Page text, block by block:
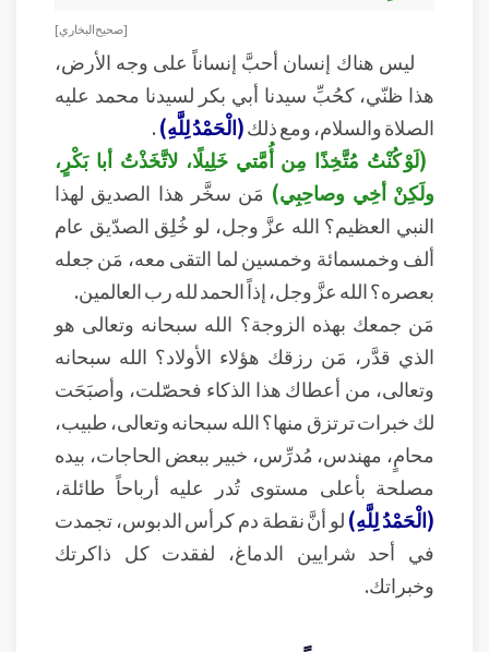
[ صحيح البخاري ]
ليس هناك إنسان أحبَّ إنساناً على وجه الأرض،
هذا ظنّي، كحُبِّ سيدنا أبي بكر لسيدنا محمد عليه
الصلاة والسلام، ومع ذلك(الْحَمْدُ لِلَّهِ).
(لَوْ كُنْتُ مُتَّخِذًا مِن أُمَّتي خَلِيلًا، لاتَّخَذْتُ أبا بَكْرٍ،
ولَكِنْ أخِي وصاحِبِي) مَن سخَّر هذا الصديق لهذا
النبي العظيم؟ الله عزَّ وجل، لو خُلِق الصدّيق عام
ألف وخمسمائة وخمسين لما التقى معه، مَن جعله
بعصره؟ الله عزَّ وجل، إذاً الحمد لله رب العالمين.
مَن جمعك بهذه الزوجة؟ الله سبحانه وتعالى هو
الذي قدَّر، مَن رزقك هؤلاء الأولاد؟ الله سبحانه
وتعالى، من أعطاك هذا الذكاء فحصّلت، وأصبَحَت
لك خبرات ترتزق منها؟ الله سبحانه وتعالى، طبيب،
محامٍ، مهندس، مُدرِّس، خبير ببعض الحاجات، بيده
مصلحة بأعلى مستوى تُدر عليه أرباحاً طائلة،
(الْحَمْدُ لِلَّهِ)لو أنَّ نقطة دم كرأس الدبوس، تجمدت
في أحد شرايين الدماغ، لفقدت كل ذاكرتك
وخبراتك.